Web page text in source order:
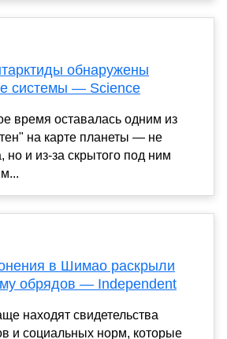
обнаружены
системы — Science
время оставалась одним из
на карте планеты — не
но и из-за скрытого под ним
в Шимао раскрыли
обрядов — Independent
находят свидетельства
и социальных норм, которые